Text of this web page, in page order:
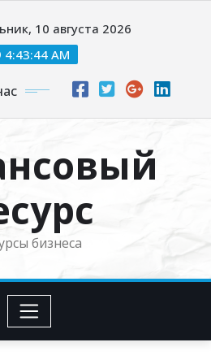
10 августа 2026
4:43:45 AM
бизнеса